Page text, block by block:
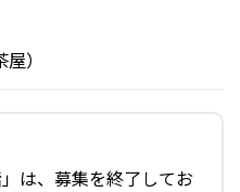
）
は、募集を終了してお